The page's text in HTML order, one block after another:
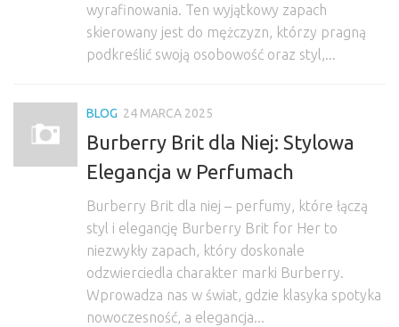
wyrafinowania. Ten wyjątkowy zapach
skierowany jest do mężczyzn, którzy pragną
podkreślić swoją osobowość oraz styl,...
BLOG 24 MARCA 2025
Burberry Brit dla Niej: Stylowa
Elegancja w Perfumach
Burberry Brit dla niej – perfumy, które łączą
styl i elegancję Burberry Brit for Her to
niezwykły zapach, który doskonale
odzwierciedla charakter marki Burberry.
Wprowadza nas w świat, gdzie klasyka spotyka
nowoczesność, a elegancja...